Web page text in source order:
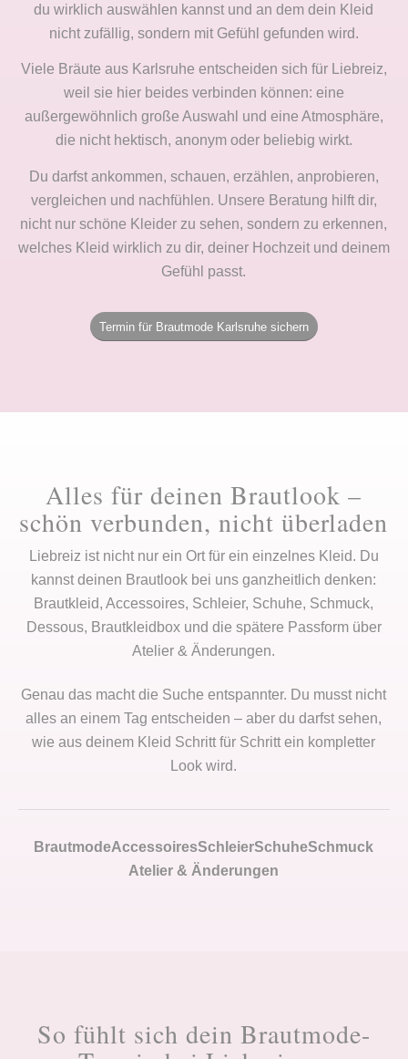
du wirklich auswählen kannst und an dem dein Kleid
nicht zufällig, sondern mit Gefühl gefunden wird.
Viele Bräute aus Karlsruhe entscheiden sich für Liebreiz,
weil sie hier beides verbinden können: eine
außergewöhnlich große Auswahl und eine Atmosphäre,
die nicht hektisch, anonym oder beliebig wirkt.
Du darfst ankommen, schauen, erzählen, anprobieren,
vergleichen und nachfühlen. Unsere Beratung hilft dir,
nicht nur schöne Kleider zu sehen, sondern zu erkennen,
welches Kleid wirklich zu dir, deiner Hochzeit und deinem
Gefühl passt.
Termin für Brautmode Karlsruhe sichern
Alles für deinen Brautlook –
schön verbunden, nicht überladen
Liebreiz ist nicht nur ein Ort für ein einzelnes Kleid. Du
kannst deinen Brautlook bei uns ganzheitlich denken:
Brautkleid, Accessoires, Schleier, Schuhe, Schmuck,
Dessous, Brautkleidbox und die spätere Passform über
Atelier & Änderungen.
Genau das macht die Suche entspannter. Du musst nicht
alles an einem Tag entscheiden – aber du darfst sehen,
wie aus deinem Kleid Schritt für Schritt ein kompletter
Look wird.
BrautmodeAccessoiresSchleierSchuheSchmuck
Atelier & Änderungen
So fühlt sich dein Brautmode-